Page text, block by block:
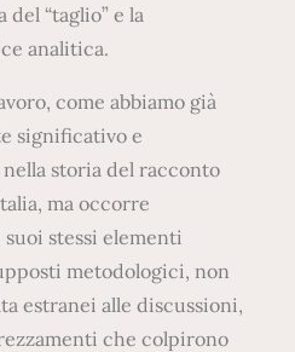
“taglio” e la
analitica.
come abbiamo già
significativo e
storia del racconto
ma occorre
stessi elementi
metodologici, non
estranei alle discussioni,
che colpirono